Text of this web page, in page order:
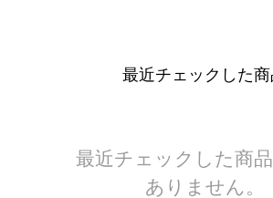
最近チェックした商
最近チェックした商
ありません。